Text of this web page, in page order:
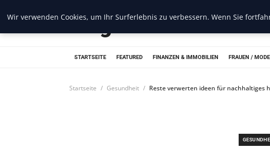
Blogread
STARTSEITE FEATURED FINANZEN & IMMOBILIEN FRAUEN / MODE
Startseite Gesundheit Reste verwerten ideen für nachhaltiges
Wir verwenden Cookies, um Ihr Surferlebnis zu verbessern. Wenn Sie